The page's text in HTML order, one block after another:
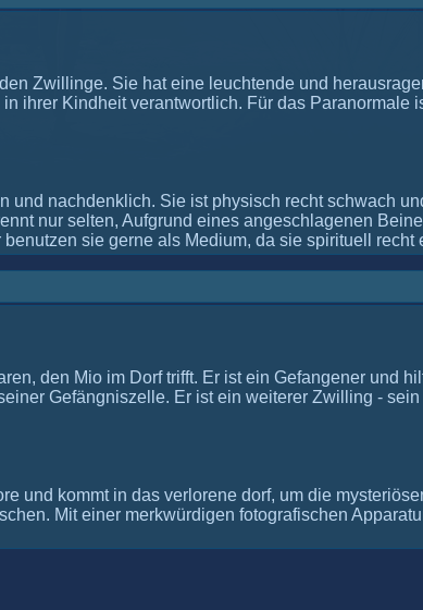
Zwillinge. Sie hat eine leuchtende und
ihrer Kindheit verantwortlich. Für das Paranormale
und nachdenklich. Sie ist physisch recht schwach
nur selten, Aufgrund eines angeschlagenen
sie gerne als Medium, da sie spirituell recht
den Mio im Dorf trifft. Er ist ein Gefangener und
Gefängniszelle. Er ist ein weiterer Zwilling -
und kommt in das verlorene dorf, um die
Mit einer merkwürdigen fotografischen